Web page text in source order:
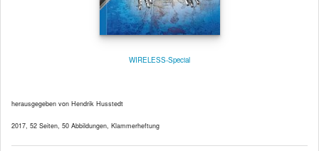
WIRELESS-Special
herausgegeben von Hendrik Husstedt
2017, 52 Seiten, 50 Abbildungen, Klammerheftung